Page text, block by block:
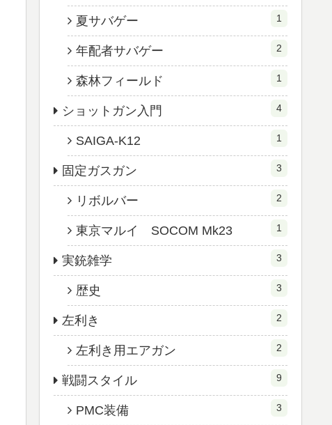
夏サバゲー 1
年配者サバゲー 2
森林フィールド 1
ショットガン入門 4
SAIGA-K12 1
固定ガスガン 3
リボルバー 2
東京マルイ SOCOM Mk23 1
実銃雑学 3
歴史 3
左利き 2
左利き用エアガン 2
戦闘スタイル 9
PMC装備 3